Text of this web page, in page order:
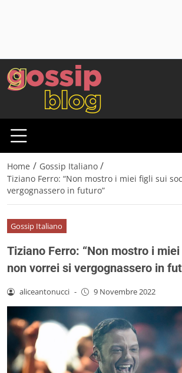
Home / Gossip Italiano /
Tiziano Ferro: “Non mostro i miei figli sui
vergognassero in futuro”
Gossip Italiano
Tiziano Ferro: “Non mostro i
non vorrei si vergognassero in
aliceantonucci - 9 Novembre 2022